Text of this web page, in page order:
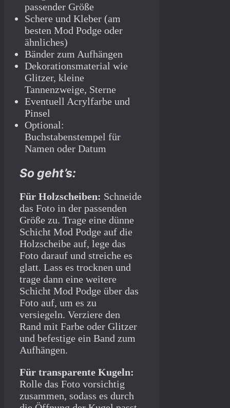
passender Größe
Schere und Kleber (am
besten Mod Podge oder
ähnliches)
Bänder zum Aufhängen
Dekorationsmaterial wie
Glitzer, kleine
Tannenzweige, Sterne
Eventuell Acrylfarbe und
Pinsel
Optional:
Buchstabenstempel für
Namen oder Datum
So geht’s:
Für Holzscheiben: Schneide
das Foto in der passenden
Größe zu. Trage eine dünne
Schicht Mod Podge auf die
Holzscheibe auf, lege das
Foto darauf und streiche es
glatt. Lass es trocknen und
trage dann eine weitere
Schicht Mod Podge über das
Foto auf, um es zu
versiegeln. Verziere den
Rand mit Farbe oder Glitzer
und befestige ein Band zum
Aufhängen.
Für transparente Kugeln:
Rolle das Foto vorsichtig
zusammen, sodass es durch